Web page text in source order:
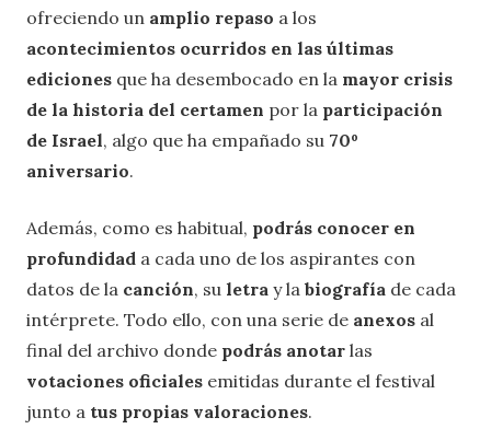
ofreciendo un amplio repaso a los
acontecimientos ocurridos en las últimas
ediciones que ha desembocado en la mayor crisis
de la historia del certamen por la participación
de Israel, algo que ha empañado su 70º
aniversario.
Además, como es habitual, podrás conocer en
profundidad a cada uno de los aspirantes con
datos de la canción, su letra y la biografía de cada
intérprete. Todo ello, con una serie de anexos al
final del archivo donde podrás anotar las
votaciones oficiales emitidas durante el festival
junto a tus propias valoraciones.